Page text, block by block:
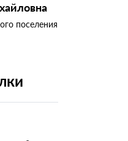
поселения